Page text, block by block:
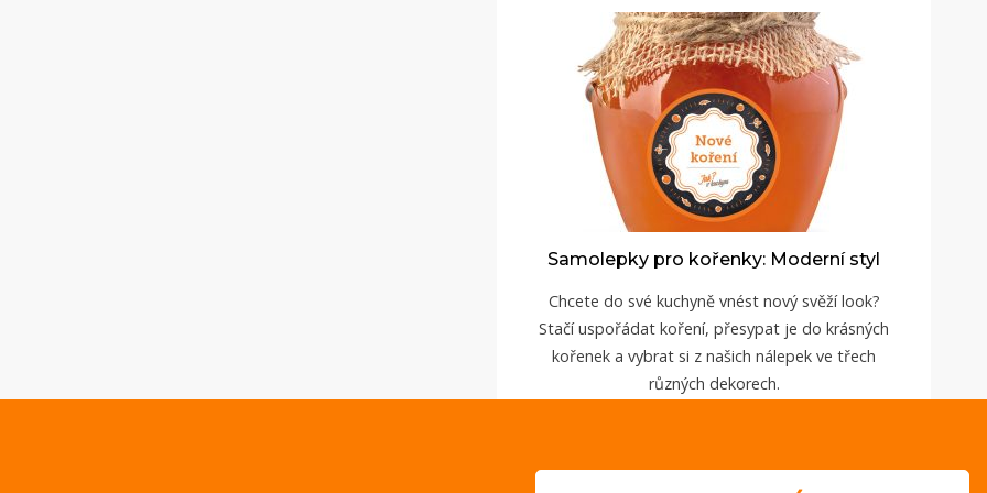
Samolepky pro kořenky: Moderní styl
Chcete do své kuchyně vnést nový svěží look?
Stačí uspořádat koření, přesypat je do krásných
kořenek a vybrat si z našich nálepek ve třech
různých dekorech.